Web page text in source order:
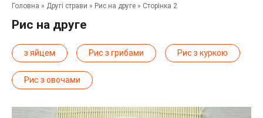
Головна » Другі страви » Рис на друге » Сторінка 2
Рис на друге
з яйцем Рис з грибами Рис з куркою
Рис з овочами